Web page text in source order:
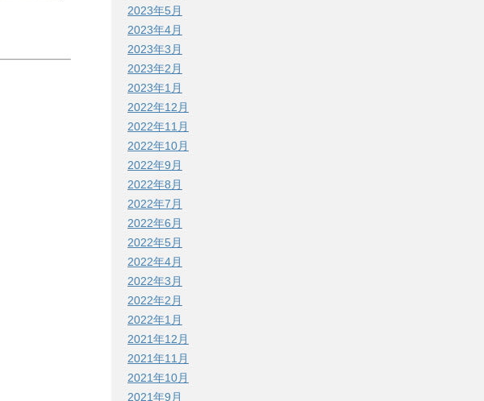
2023年5月
2023年4月
2023年3月
2023年2月
2023年1月
2022年12月
2022年11月
2022年10月
2022年9月
2022年8月
2022年7月
2022年6月
2022年5月
2022年4月
2022年3月
2022年2月
2022年1月
2021年12月
2021年11月
2021年10月
2021年9月